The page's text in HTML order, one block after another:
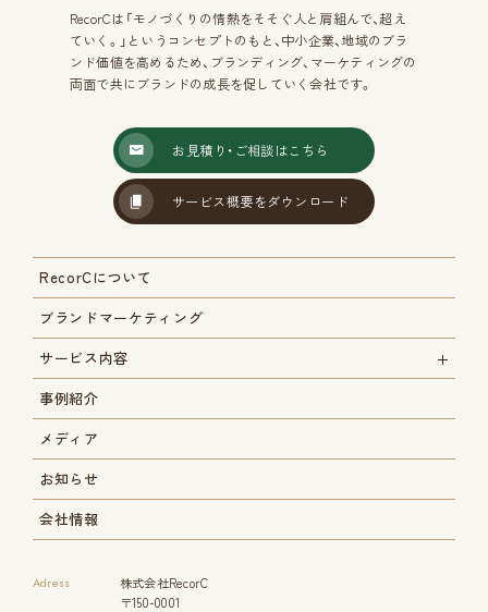
RecorCは「モノづくりの情熱をそそぐ人と肩組んで、超え
ていく。」 というコンセプトのもと、中小企業、地域のブラ
ンド価値を高めるため、 ブランディング、マーケティングの
両面で共にブランドの成長を促していく会社です。
お見積り・ご相談はこちら
サービス概要をダウンロード
RecorCについて
ブランドマーケティング
サービス内容
事例紹介
メディア
お知らせ
会社情報
Adress
株式会社RecorC
〒150-0001